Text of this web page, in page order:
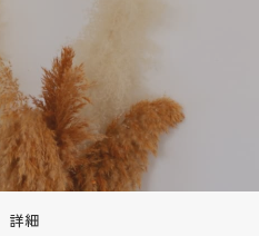
詳細